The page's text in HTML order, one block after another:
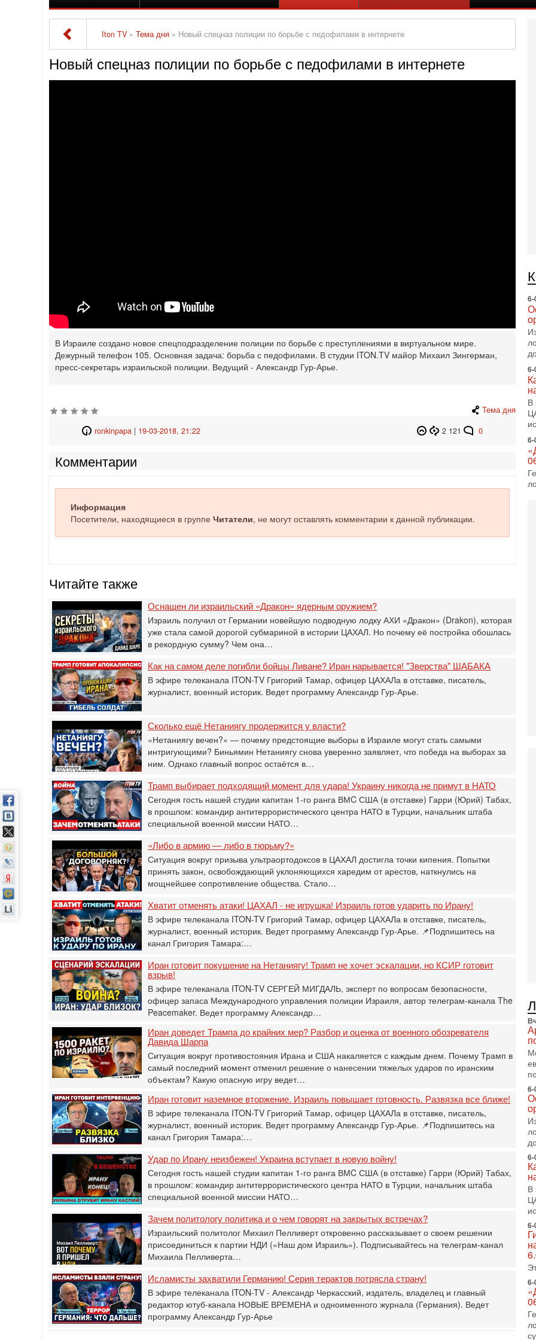
Iton TV »Тема дня » Новый спецназ полиции по борьбе с педофилами в интернете
Новый спецназ полиции по борьбе с педофилами в интернете
В Израиле создано новое спецподразделение полиции по борьбе с преступлениями в виртуальном мире.
Дежурный телефон 105. Основная задача: борьба с педофилами. В студии ITON.TV майор Михаил Зингерман,
пресс-секретарь израильской полиции. Ведущий - Александр Гур-Арье.
Тема дня
2 121
0
ronkinpapa| 19-03-2018, 21:22
Комментарии
Информация
Посетители, находящиеся в группе Читатели, не могут оставлять комментарии к данной публикации.
Читайте также
Оснащен ли израильский «Дракон» ядерным оружием?
Израиль получил от Германии новейшую подводную лодку АХИ «Дракон» (Drakon), которая
уже стала самой дорогой субмариной в истории ЦАХАЛ. Но почему её постройка обошлась
в рекордную сумму? Чем она…
Как на самом деле погибли бойцы Ливане? Иран нарывается! "Зверства" ШАБАКА
В эфире телеканала ITON-TV Григорий Тамар, офицер ЦАХАЛа в отставке, писатель,
журналист, военный историк. Ведет программу Александр Гур-Арье.
Сколько ещё Нетаниягу продержится у власти?
«Нетаниягу вечен?» — почему предстоящие выборы в Израиле могут стать самыми
интригующими? Биньямин Нетаниягу снова уверенно заявляет, что победа на выборах за
ним. Однако главный вопрос остаётся в…
Трамп выбирает подходящий момент для удара! Украину никогда не примут в НАТО
Сегодня гость нашей студии капитан 1-го ранга ВМC США (в отставке) Гарри (Юрий) Табах,
в прошлом: командир антитеррористического центра НАТО в Турции, начальник штаба
специальной военной миссии НАТО…
«Либо в армию — либо в тюрьму?»
Ситуация вокруг призыва ультраортодоксов в ЦАХАЛ достигла точки кипения. Попытки
принять закон, освобождающий уклоняющихся харедим от арестов, наткнулись на
мощнейшее сопротивление общества. Стало…
Хватит отменять атаки! ЦАХАЛ - не игрушка! Израиль готов ударить по Ирану!
В эфире телеканала ITON-TV Григорий Тамар, офицер ЦАХАЛа в отставке, писатель,
журналист, военный историк. Ведет программу Александр Гур-Арье. 📌Подпишитесь на
канал Григория Тамара:…
Иран готовит покушение на Нетаниягу! Трамп не хочет эскалации, но КСИР готовит
взрыв!
В эфире телеканала ITON-TV СЕРГЕЙ МИГДАЛЬ, эксперт по вопросам безопасности,
офицер запаса Международного управления полиции Израиля, автор телеграм-канала The
Peacemaker. Ведет программу Александр…
Иран доведет Трампа до крайних мер? Разбор и оценка от военного обозревателя
Давида Шарпа
Ситуация вокруг противостояния Ирана и США накаляется с каждым днем. Почему Трамп в
самый последний момент отменил решение о нанесении тяжелых ударов по иранским
объектам? Какую опасную игру ведет…
Иран готовит наземное вторжение. Израиль повышает готовность. Развязка все ближе!
В эфире телеканала ITON-TV Григорий Тамар, офицер ЦАХАЛа в отставке, писатель,
журналист, военный историк. Ведет программу Александр Гур-Арье. 📌Подпишитесь на
канал Григория Тамара:…
Удар по Ирану неизбежен! Украина вступает в новую войну!
Сегодня гость нашей студии капитан 1-го ранга ВМC США (в отставке) Гарри (Юрий) Табах,
в прошлом: командир антитеррористического центра НАТО в Турции, начальник штаба
специальной военной миссии НАТО…
Зачем политологу политика и о чем говорят на закрытых встречах?
Израильский политолог Михаил Пелливерт откровенно рассказывает о своем решении
присоединиться к партии НДИ («Наш дом Израиль»). Подписывайтесь на телеграм-канал
Михаила Пелливерта…
Исламисты захватили Германию! Серия терактов потрясла страну!
В эфире телеканала ITON-TV - Александр Черкасский, издатель, владелец и главный
редактор ютуб-канала НОВЫЕ ВРЕМЕНА и одноименного журнала (Германия). Ведет
программу Александр Гур-Арье
6-
6-
В
6-
1-
В
6-
6-
В
6-
6-